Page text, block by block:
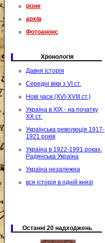
різне
архів
Фотоанонс
Хронологія
Давня історія
Середні віки з VI ст.
Нові часи (XVI-XVIII ст.)
Україна в XIX - на початку
XX ст.
Українська революція 1917-
1921 років
Україна в 1922-1991 роках.
Радянська Україна
Україна незалежна
вся історія в одній книзі
Останні 20 надходжень